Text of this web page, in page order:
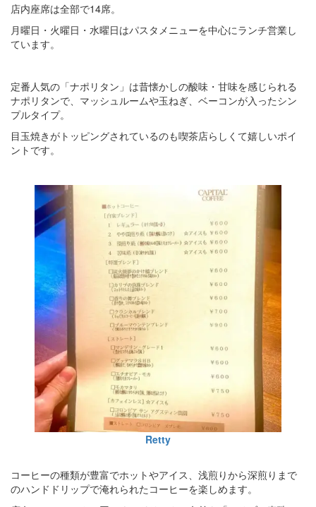
店内座席は全部で14席。
月曜日・火曜日・水曜日はパスタメニューを中心にランチ営業し
ています。
定番人気の「ナポリタン」は昔懐かしの酸味・甘味を感じられる
ナポリタンで、マッシュルームや玉ねぎ、ベーコンが入ったシン
プルタイプ。
目玉焼きがトッピングされているのも喫茶店らしくて嬉しいポイ
ントです。
Retty
コーヒーの種類が豊富でホットやアイス、浅煎りから深煎りまで
のハンドドリップで淹れられたコーヒーを楽しめます。